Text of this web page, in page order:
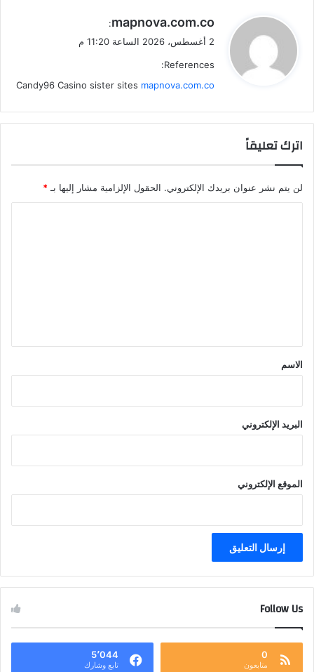
ي
ل
mapnova.com.co
:
2 أغسطس، 2026 الساعة 11:20 م
References:
Candy96 Casino sister sites mapnova.com.co
اترك تعليقاً
لن يتم نشر عنوان بريدك الإلكتروني. الحقول الإلزامية مشار إليها بـ *
*
الاسم
البريد الإلكتروني
الموقع الإلكتروني
Follow Us
0
متابعون
5٬044
تابع وشارك